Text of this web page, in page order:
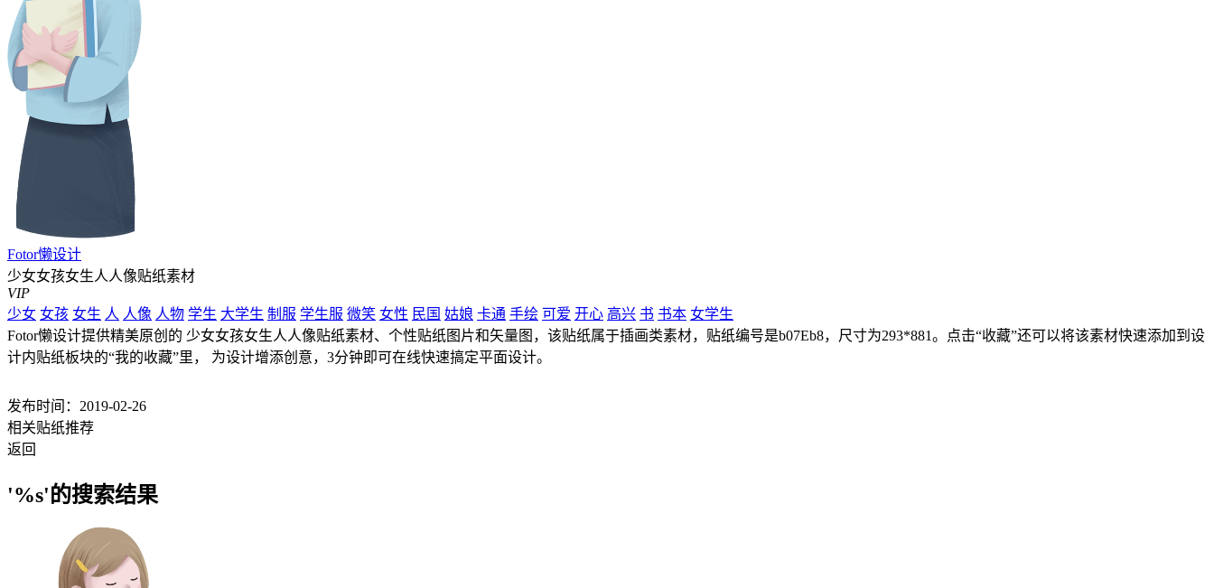
Fotor懒设计
少女女孩女生人人像贴纸素材
VIP
少女 女孩 女生 人 人像 人物 学生 大学生 制服 学生服 微笑 女性 民国 姑娘 卡通 手绘 可爱 开心 高兴 书 书本 女学生
Fotor懒设计提供精美原创的 少女女孩女生人人像贴纸素材、个性贴纸图片和矢量图，该贴纸属于插画类素材，贴纸编号是b07Eb8，尺寸为293*881。点击“收藏”还可以将该素材快速添加到设
计内贴纸板块的“我的收藏”里， 为设计增添创意，3分钟即可在线快速搞定平面设计。
发布时间：2019-02-26
相关贴纸推荐
返回
'%s'的搜索结果